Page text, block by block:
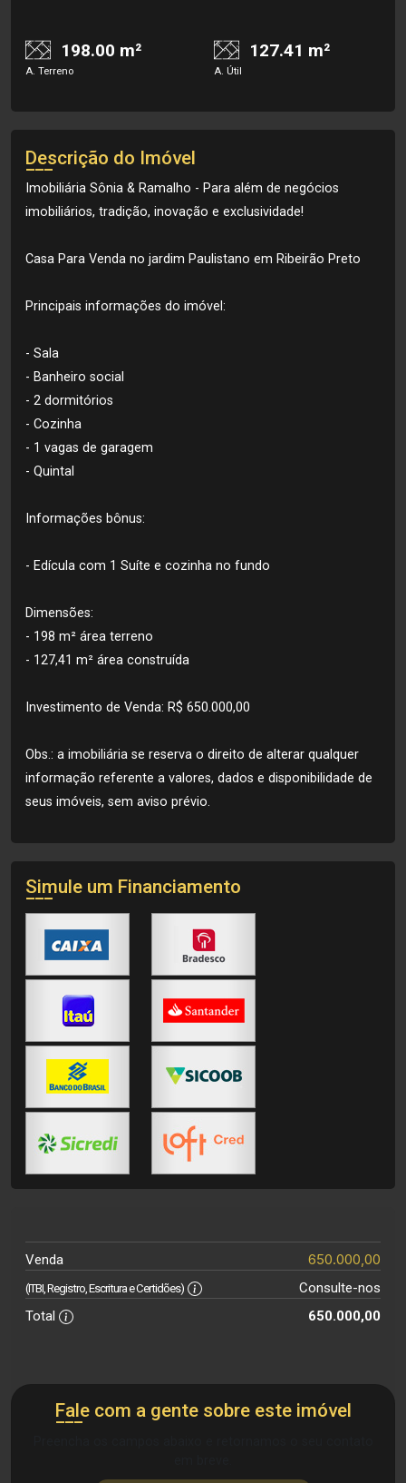
198.00 m²
A. Terreno
127.41 m²
A. Útil
Descrição do Imóvel
Imobiliária Sônia & Ramalho - Para além de negócios
imobiliários, tradição, inovação e exclusividade!
Casa Para Venda no jardim Paulistano em Ribeirão Preto
Principais informações do imóvel:
- Sala
- Banheiro social
- 2 dormitórios
- Cozinha
- 1 vagas de garagem
- Quintal
Informações bônus:
- Edícula com 1 Suíte e cozinha no fundo
Dimensões:
- 198 m² área terreno
- 127,41 m² área construída
Investimento de Venda: R$ 650.000,00
Obs.: a imobiliária se reserva o direito de alterar qualquer
informação referente a valores, dados e disponibilidade de
seus imóveis, sem aviso prévio.
Simule um Financiamento
Venda 650.000,00
(ITBI, Registro, Escritura e Certidões)
Consulte-nos
Total
650.000,00
Fale com a gente sobre este imóvel